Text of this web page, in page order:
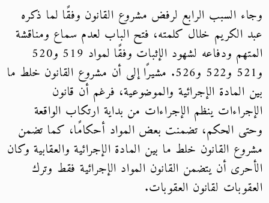
وجاء السبب الرابع لرفض مشروع القانون وفقًا لما ذكره
عبد الكريم خلال كلمته، فتح الباب لعدم سماع ومناقشة
المتهم ودفاعه لشهود الإثبات وفقًا لمواد 519 و520
و521 و522 و526. مشيرًا إلى أن مشروع القانون خلط ما
بين المادة الإجرائية والموضوعية، فرغم أن قانون
الإجراءات ينظم الإجراءات من بداية ارتكاب الواقعة
وحتى الحكم، تضمنت بعض المواد أحكامًا، كما تضمن
مشروع القانون خلط ما بين المادة الإجرائية والعقابية وكان
الأحرى أن يتضمن القانون المواد الإجرائية فقط وترك
العقوبات لقانون العقوبات.